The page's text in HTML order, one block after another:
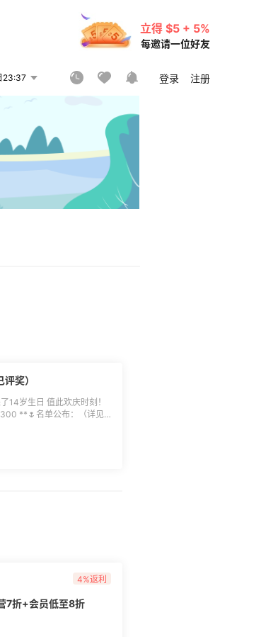
立得 $5 + 5%
每邀请一位好友
23:37 登录 注册
奖）
14岁生日 值此欢庆时刻！
详见
宝、京东、美团饿了么等国
内商家订单量若多名用户
群$2新人奖叠加； 5.消费
55有权取消奖励发放； 6.
单，30天有效（过期未使
4%返利
7折+会员低至8折